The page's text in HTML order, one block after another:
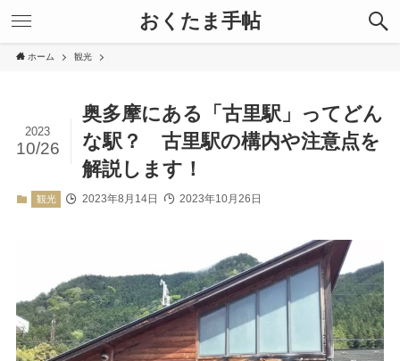
おくたま手帖
ホーム 観光
奥多摩にある「古里駅」ってどん
な駅？ 古里駅の構内や注意点を
解説します！
2023
10/26
観光 2023年8月14日 2023年10月26日